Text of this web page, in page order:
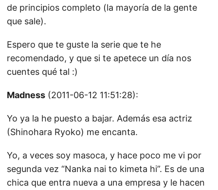
de principios completo (la mayoría de la gente
que sale).
Espero que te guste la serie que te he
recomendado, y que si te apetece un día nos
cuentes qué tal :)
Madness (2011-06-12 11:51:28):
Yo ya la he puesto a bajar. Además esa actriz
(Shinohara Ryoko) me encanta.
Yo, a veces soy masoca, y hace poco me vi por
segunda vez “Nanka nai to kimeta hi”. Es de una
chica que entra nueva a una empresa y le hacen